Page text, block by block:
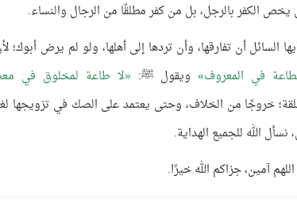
يخص الكفر بالرجل، بل من كفر مطلقًا من الرجال والنساء.
السائل أن تفارقها، وأن تردها إلى أهلها، ولو لم يرض
في المعروف
ويقول ﷺ: لا طاعة لمخلوق في
خروجًا من الخلاف، وحتى يعتمد على الصك في تزويجها
نسأل الله للجميع الهداية.
آمين، جزاكم الله خيرًا.